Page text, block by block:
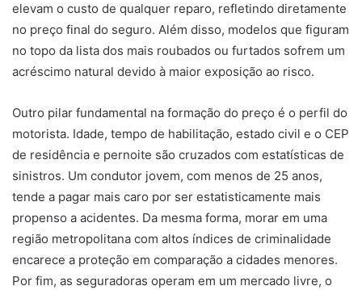
elevam o custo de qualquer reparo, refletindo diretamente
no preço final do seguro. Além disso, modelos que figuram
no topo da lista dos mais roubados ou furtados sofrem um
acréscimo natural devido à maior exposição ao risco.
Outro pilar fundamental na formação do preço é o perfil do
motorista. Idade, tempo de habilitação, estado civil e o CEP
de residência e pernoite são cruzados com estatísticas de
sinistros. Um condutor jovem, com menos de 25 anos,
tende a pagar mais caro por ser estatisticamente mais
propenso a acidentes. Da mesma forma, morar em uma
região metropolitana com altos índices de criminalidade
encarece a proteção em comparação a cidades menores.
Por fim, as seguradoras operam em um mercado livre, o